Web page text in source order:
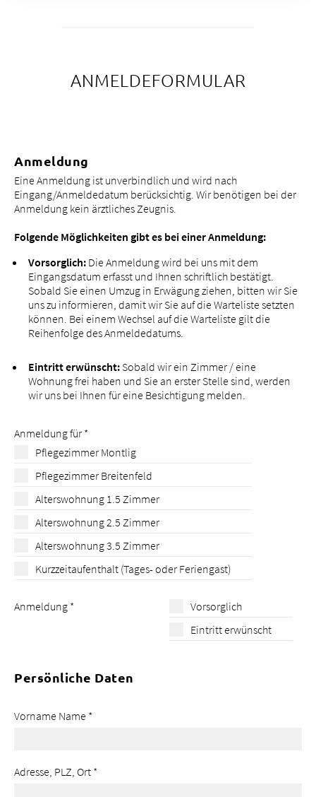
ANMELDEFORMULAR
Anmeldung
Eine Anmeldung ist unverbindlich und wird nach
Eingang/Anmeldedatum berücksichtig. Wir benötigen bei der
Anmeldung kein ärztliches Zeugnis.
Folgende Möglichkeiten gibt es bei einer Anmeldung:
Vorsorglich: Die Anmeldung wird bei uns mit dem
Eingangsdatum erfasst und Ihnen schriftlich bestätigt.
Sobald Sie einen Umzug in Erwägung ziehen, bitten wir Sie
uns zu informieren, damit wir Sie auf die Warteliste setzten
können. Bei einem Wechsel auf die Warteliste gilt die
Reihenfolge des Anmeldedatums.
Eintritt erwünscht: Sobald wir ein Zimmer / eine
Wohnung frei haben und Sie an erster Stelle sind, werden
wir uns bei Ihnen für eine Besichtigung melden.
Anmeldung für *
Pflegezimmer Montlig
Pflegezimmer Breitenfeld
Alterswohnung 1.5 Zimmer
Alterswohnung 2.5 Zimmer
Alterswohnung 3.5 Zimmer
Kurzzeitaufenthalt (Tages- oder Feriengast)
Anmeldung *
Vorsorglich
Eintritt erwünscht
Persönliche Daten
Vorname Name *
Adresse, PLZ, Ort *